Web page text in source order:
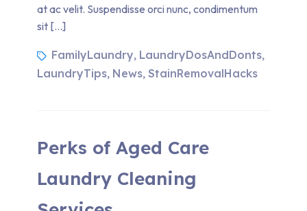
at ac velit. Suspendisse orci nunc, condimentum
sit […]
FamilyLaundry, LaundryDosAndDonts,
LaundryTips, News,StainRemovalHacks
Perks of Aged Care
Laundry Cleaning